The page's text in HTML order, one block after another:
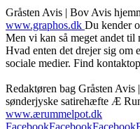
Gråsten Avis | Bov Avis
www.graphos.dk Du kender
Men vi kan så meget andet
Hvad enten det drejer sig om
sociale medier. Find
Redaktøren bag Gråsten
sønderjyske satirehæfte Æ
www.ærummelpot.dk
FacebookFacebookFacebook